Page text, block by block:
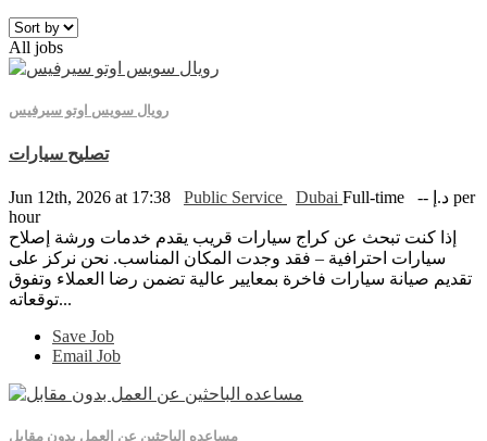
All jobs
رويال سويس اوتو سيرفيس
تصليح سيارات
Jun 12th, 2026 at 17:38 Public Service Dubai Full-time
-- د.إ per
hour
إذا كنت تبحث عن كراج سيارات قريب يقدم خدمات ورشة إصلاح
سيارات احترافية – فقد وجدت المكان المناسب. نحن نركز على
تقديم صيانة سيارات فاخرة بمعايير عالية تضمن رضا العملاء وتفوق
توقعاته...
Save Job
Email Job
مساعده الباحثين عن العمل بدون مقابل